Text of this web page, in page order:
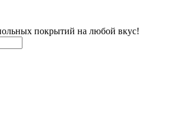
покрытий на любой вкус!